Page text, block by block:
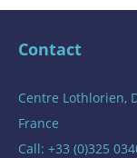
Contact
Centre Lothlorien,
France
Call: +33 (0)325